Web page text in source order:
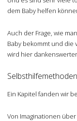
dem Baby helfen
Auch der Frage, wie
Baby bekommt und
wird hier
Ein Kapitel fanden wir
Von Imaginationen